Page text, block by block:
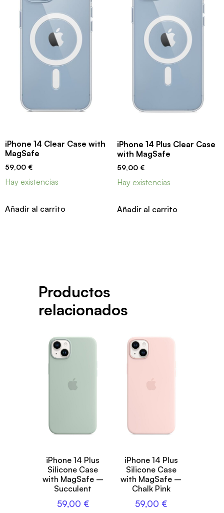
iPhone 14 Clear Case with
MagSafe
59,00 €
Hay existencias
Añadir al carrito
iPhone 14 Plus Clear Case
with MagSafe
59,00 €
Hay existencias
Añadir al carrito
Productos
relacionados
iPhone 14 Plus
Silicone Case
with MagSafe –
Succulent
59,00 €
iPhone 14 Plus
Silicone Case
with MagSafe –
Chalk Pink
59,00 €